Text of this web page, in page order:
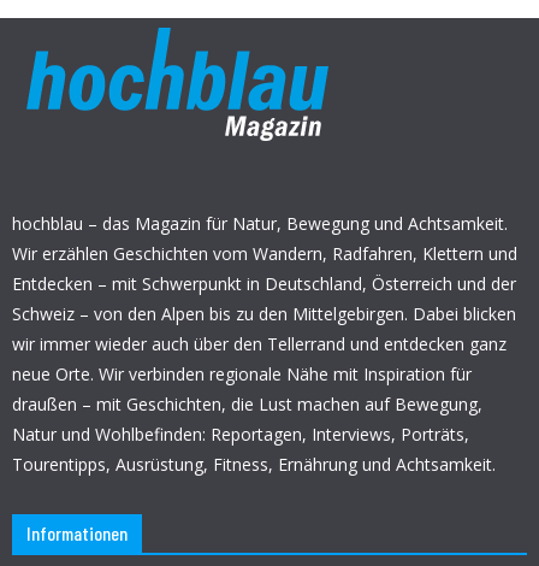
hochblau – das Magazin für Natur, Bewegung und Achtsamkeit.
Wir erzählen Geschichten vom Wandern, Radfahren, Klettern und
Entdecken – mit Schwerpunkt in Deutschland, Österreich und der
Schweiz – von den Alpen bis zu den Mittelgebirgen. Dabei blicken
wir immer wieder auch über den Tellerrand und entdecken ganz
neue Orte. Wir verbinden regionale Nähe mit Inspiration für
draußen – mit Geschichten, die Lust machen auf Bewegung,
Natur und Wohlbefinden: Reportagen, Interviews, Porträts,
Tourentipps, Ausrüstung, Fitness, Ernährung und Achtsamkeit.
Informationen